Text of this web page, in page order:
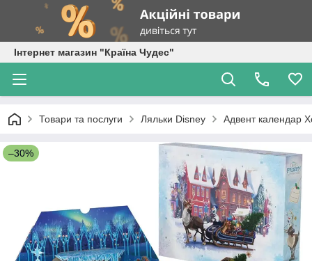
Інтернет магазин "Країна Чудес"
Товари та послуги Ляльки Disney Адвент календар
–30%